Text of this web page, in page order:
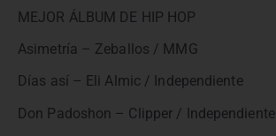
MEJOR ÁLBUM DE HIP HOP
Asimetría – Zeballos / MMG
Días así – Eli Almic / Independiente
Don Padoshon – Clipper / Independiente